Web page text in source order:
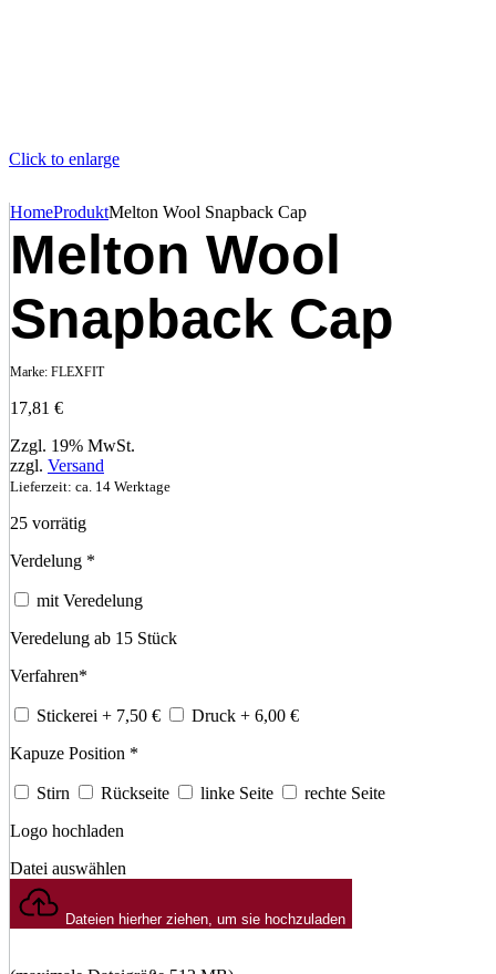
Click to enlarge
HomeProduktMelton Wool Snapback Cap
Melton Wool
Snapback Cap
Marke: FLEXFIT
17,81 €
Zzgl. 19% MwSt.
zzgl. Versand
Lieferzeit: ca. 14 Werktage
25 vorrätig
Verdelung *
mit Veredelung
Veredelung ab 15 Stück
Verfahren*
Stickerei + 7,50 € Druck + 6,00 €
Kapuze Position *
Stirn Rückseite linke Seite
rechte Seite
Logo hochladen
Datei auswählen
Dateien hierher ziehen, um sie hochzuladen